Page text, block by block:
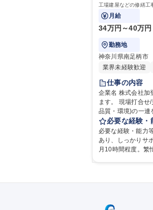
月給
34万円～40万円
勤務地
神奈川県南足柄市
業界未経験歓迎
仕事の内容
企業名 株式会社加登建設 求人名 【二級建築士向け/建築施工管理】再雇用制度有/土日祝休/夜勤転勤無 仕事の内容 工場建屋な
ます。 現場打合せ/見
品質・環境)の一
マを課すことはなく
建築士向け/建築施
必要な経験・
必要な経験・能力等 【必須】■二級建築士の資格
あり、しっかりサ